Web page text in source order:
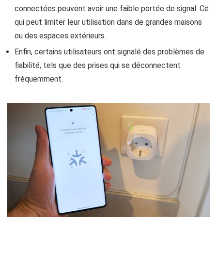
connectées peuvent avoir une faible portée de signal. Ce
qui peut limiter leur utilisation dans de grandes maisons
ou des espaces extérieurs.
Enfin, certains utilisateurs ont signalé des problèmes de
fiabilité, tels que des prises qui se déconnectent
fréquemment.